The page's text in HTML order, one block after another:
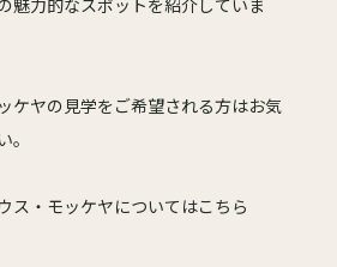
魅力的なスポットを紹介していま
ケヤの見学をご希望される方はお気
ス・モッケヤについてはこちら